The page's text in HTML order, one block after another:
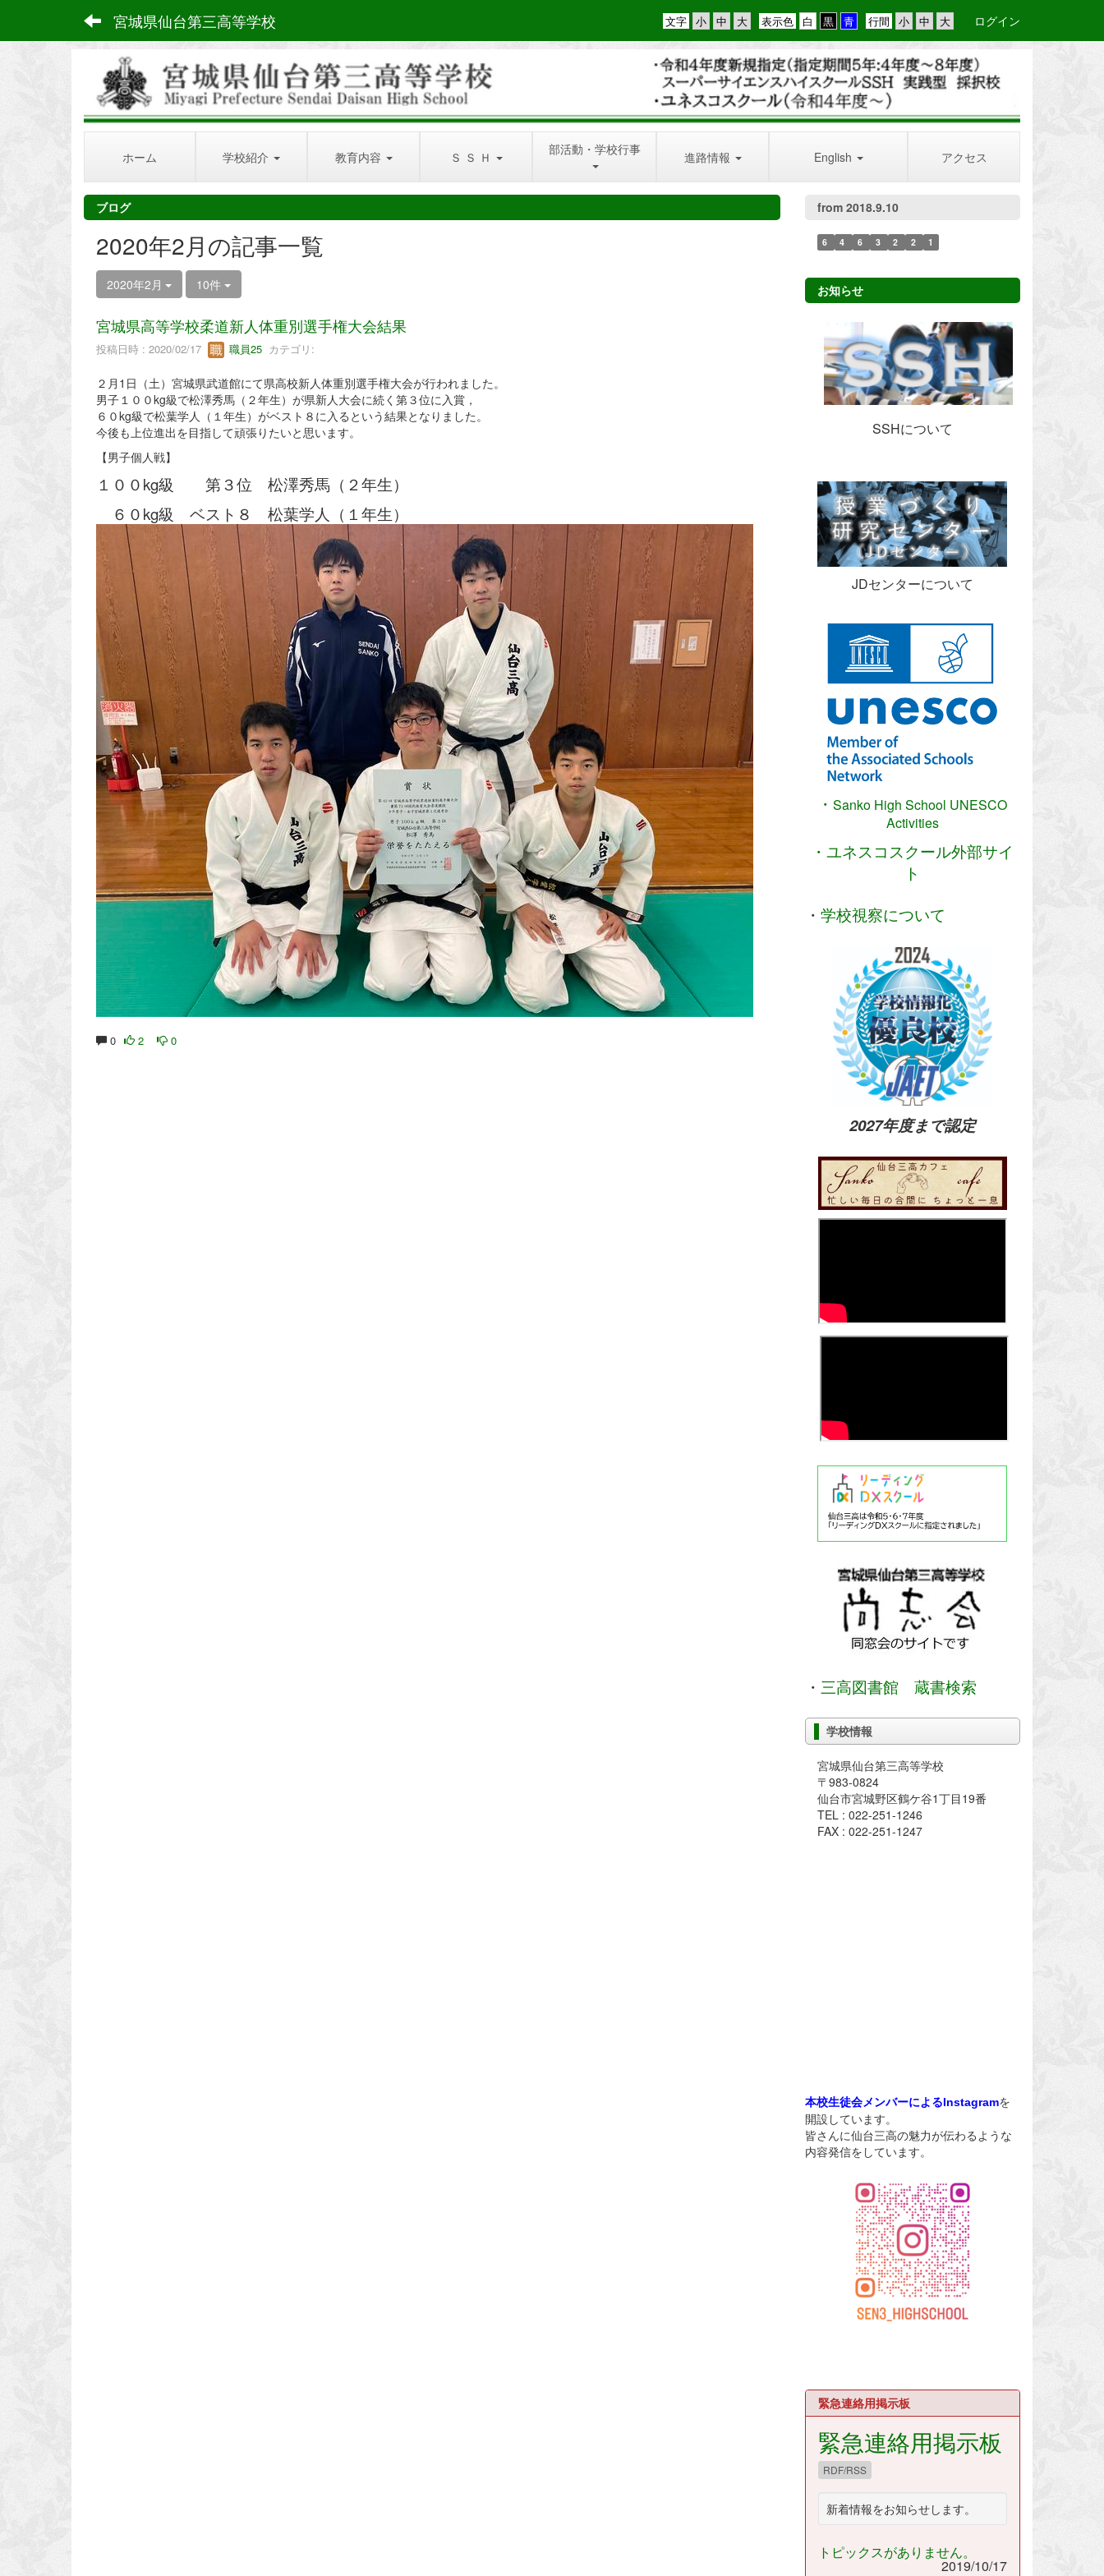
宮城県仙台第三高等学校 行間
表示色
文字 ログイン
ホーム 学校紹介 教育内容 Ｓ Ｓ Ｈ 部活動・学校行事 進路情報 English アクセス
ブログ
2020年2月の記事一覧
2020年2月 10件
宮城県高等学校柔道新人体重別選手権大会結果
投稿日時 : 2020/02/17 職員25 カテゴリ:
２月1日（土）宮城県武道館にて県高校新人体重別選手権大会が行われました。
男子１００kg級で松澤秀馬（２年生）が県新人大会に続く第３位に入賞，
６０kg級で松葉学人（１年生）がベスト８に入るという結果となりました。
今後も上位進出を目指して頑張りたいと思います。
【男子個人戦】
１００kg級 第３位 松澤秀馬（２年生）
６０kg級 ベスト８ 松葉学人（１年生）
0 2 0
from 2018.9.10
6 4 6 3 2 2 1
お知らせ
SSHについて
JDセンターについて
・Sanko High School UNESCO
Activities
・ユネスコスクール外部サイ
ト
・ 学校視察について
2027年度まで認定
・ 三高図書館 蔵書検索
学校情報
宮城県仙台第三高等学校
〒983-0824
仙台市宮城野区鶴ケ谷1丁目19番
TEL : 022-251-1246
FAX : 022-251-1247
本校生徒会メンバーによるInstagramを
開設しています。
皆さんに仙台三高の魅力が伝わるような
内容発信をしています。
緊急連絡用掲示板
緊急連絡用掲示板
RDF/RSS
新着情報をお知らせします。
トピックスがありません。
2019/10/17